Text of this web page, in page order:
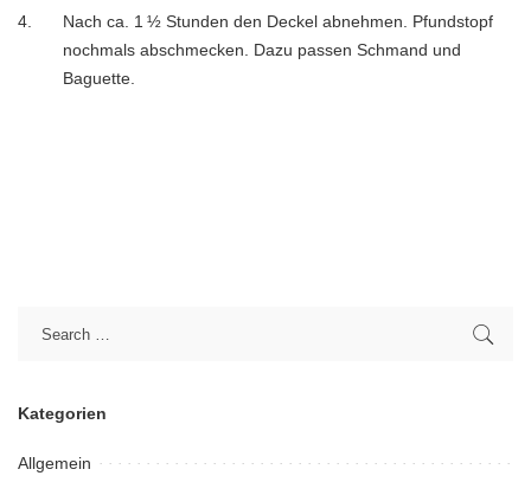
Nach ca. 1 ½ Stunden den Deckel ab­nehmen. Pfundstopf
nochmals abschmecken. Dazu passen Schmand und
Baguette.
Kategorien
Allgemein